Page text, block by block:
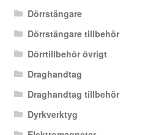
Dörrstängare
Dörrstängare tillbehör
Dörrtillbehör övrigt
Draghandtag
Draghandtag tillbehör
Dyrkverktyg